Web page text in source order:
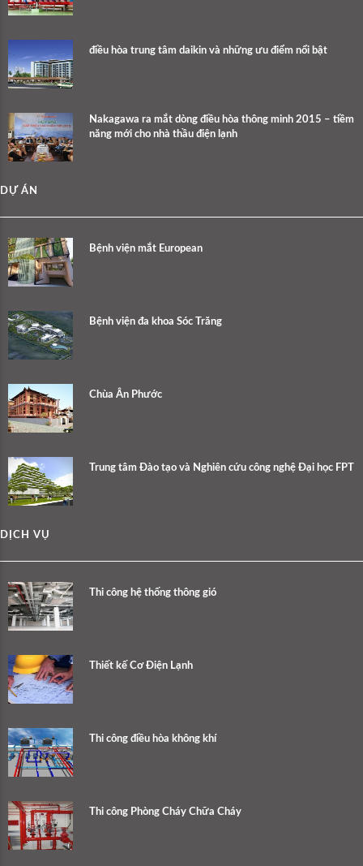
điều hòa trung tâm daikin và những ưu điểm nổi bật
Nakagawa ra mắt dòng điều hòa thông minh 2015 – tiềm
năng mới cho nhà thầu điện lạnh
DỰ ÁN
Bệnh viện mắt European
Bệnh viện đa khoa Sóc Trăng
Chùa Ân Phước
Trung tâm Đào tạo và Nghiên cứu công nghệ Đại học FPT
DỊCH VỤ
Thi công hệ thống thông gió
Thiết kế Cơ Điện Lạnh
Thi công điều hòa không khí
Thi công Phòng Cháy Chữa Cháy